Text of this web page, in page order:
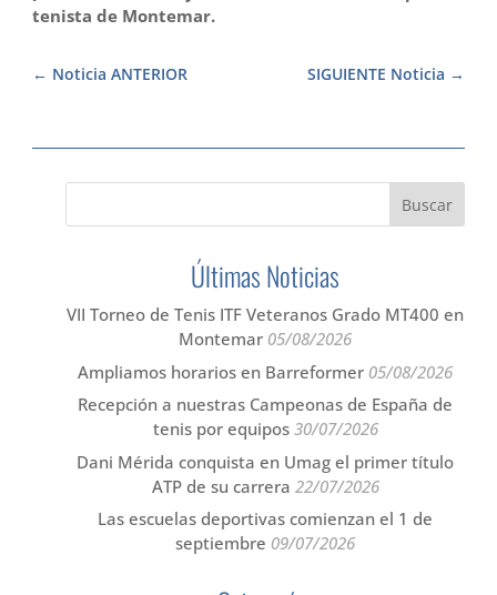
tenista de Montemar.
SIGUIENTE Noticia
Noticia ANTERIOR
Últimas Noticias
VII Torneo de Tenis ITF Veteranos Grado MT400 en
Montemar 05/08/2026
Ampliamos horarios en Barreformer 05/08/2026
Recepción a nuestras Campeonas de España de
tenis por equipos 30/07/2026
Dani Mérida conquista en Umag el primer título
ATP de su carrera 22/07/2026
Las escuelas deportivas comienzan el 1 de
septiembre 09/07/2026